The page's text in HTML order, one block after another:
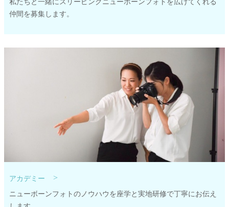
仲間を募集します。
アカデミー >
ニューボーンフォトのノウハウを座学と実地研修で丁寧にお伝え